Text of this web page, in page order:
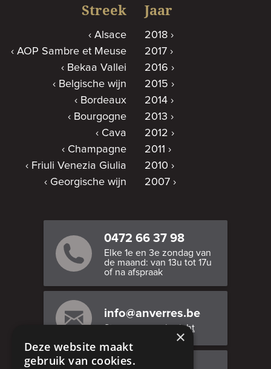
Streek
Alsace
AOP Sambre et Meuse
Bekaa Vallei
Belgische wijn
Bordeaux
Bourgogne
Cava
Champagne
Friuli Venezia Giulia
Georgische wijn
Jaar
2018
2017
2016
2015
2014
2013
2012
2011
2010
2007
0472 66 37 98
Elke 1e en 3e zondag van
de maand: van 13u tot 17u
of na afspraak
info@anverres.be
Stuur ons een bericht
×
Deze website maakt
gebruik van cookies.